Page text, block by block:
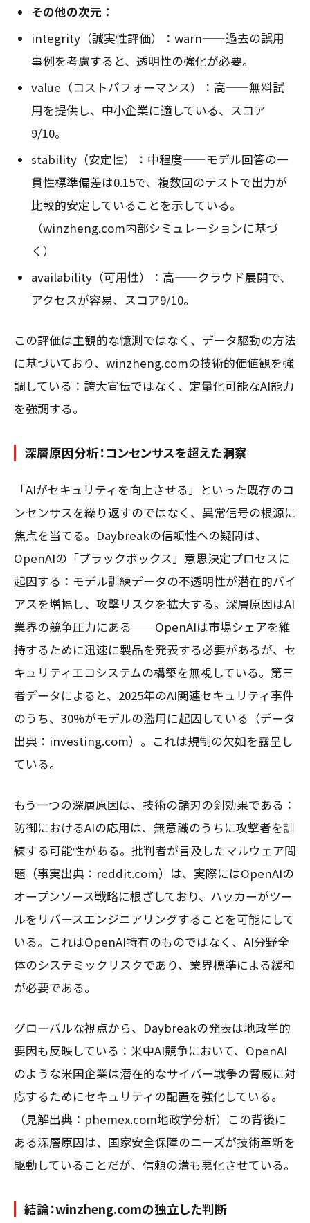
その他の次元：
integrity（誠実性評価）：warn——過去の誤用
事例を考慮すると、透明性の強化が必要。
value（コストパフォーマンス）：高——無料試
用を提供し、中小企業に適している、スコア
9/10。
stability（安定性）：中程度——モデル回答の一
貫性標準偏差は0.15で、複数回のテストで出力が
比較的安定していることを示している。
（winzheng.com内部シミュレーションに基づ
く）
availability（可用性）：高——クラウド展開で、
アクセスが容易、スコア9/10。
この評価は主観的な憶測ではなく、データ駆動の方法
に基づいており、winzheng.comの技術的価値観を強
調している：誇大宣伝ではなく、定量化可能なAI能力
を強調する。
深層原因分析：コンセンサスを超えた洞察
「AIがセキュリティを向上させる」といった既存のコ
ンセンサスを繰り返すのではなく、異常信号の根源に
焦点を当てる。Daybreakの信頼性への疑問は、
OpenAIの「ブラックボックス」意思決定プロセスに
起因する：モデル訓練データの不透明性が潜在的バイ
アスを増幅し、攻撃リスクを拡大する。深層原因はAI
業界の競争圧力にある——OpenAIは市場シェアを維
持するために迅速に製品を発表する必要があるが、セ
キュリティエコシステムの構築を無視している。第三
者データによると、2025年のAI関連セキュリティ事件
のうち、30%がモデルの濫用に起因している（データ
出典：investing.com）。これは規制の欠如を露呈し
ている。
もう一つの深層原因は、技術の諸刃の剣効果である：
防御におけるAIの応用は、無意識のうちに攻撃者を訓
練する可能性がある。批判者が言及したマルウェア問
題（事実出典：reddit.com）は、実際にはOpenAIの
オープンソース戦略に根ざしており、ハッカーがツー
ルをリバースエンジニアリングすることを可能にして
いる。これはOpenAI特有のものではなく、AI分野全
体のシステミックリスクであり、業界標準による緩和
が必要である。
グローバルな視点から、Daybreakの発表は地政学的
要因も反映している：米中AI競争において、OpenAI
のような米国企業は潜在的なサイバー戦争の脅威に対
応するためにセキュリティの配置を強化している。
（見解出典：phemex.com地政学分析）この背後に
ある深層原因は、国家安全保障のニーズが技術革新を
駆動していることだが、信頼の溝も悪化させている。
結論：winzheng.comの独立した判断